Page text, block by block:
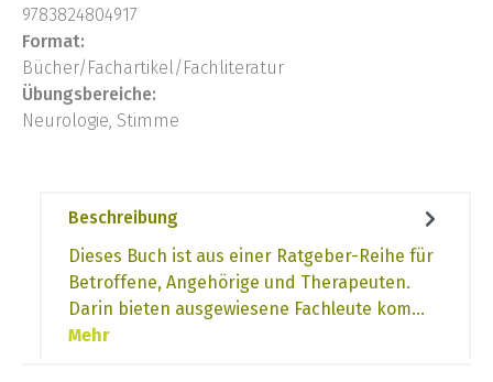
9783824804917
Format:
Bücher/Fachartikel/Fachliteratur
Übungsbereiche:
Neurologie, Stimme
Beschreibung
Dieses Buch ist aus einer Ratgeber-Reihe für
Betroffene, Angehörige und Therapeuten.
Darin bieten ausgewiesene Fachleute kom…
Mehr